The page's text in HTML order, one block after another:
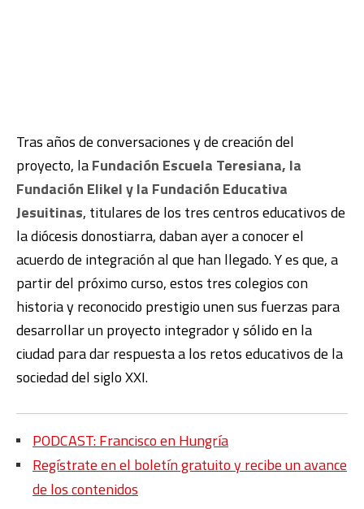
Tras años de conversaciones y de creación del
proyecto, laFundación Escuela Teresiana, la
Fundación Elikel y la Fundación Educativa
Jesuitinas, titulares de los tres centros educativos de
la diócesis donostiarra, daban ayer a conocer el
acuerdo de integración al que han llegado. Y es que, a
partir del próximo curso, estos tres colegios con
historia y reconocido prestigio unen sus fuerzas para
desarrollar un proyecto integrador y sólido en la
ciudad para dar respuesta a los retos educativos de la
sociedad del siglo XXI.
PODCAST: Francisco en Hungría
Regístrate en el boletín gratuito y recibe un avance
de los contenidos